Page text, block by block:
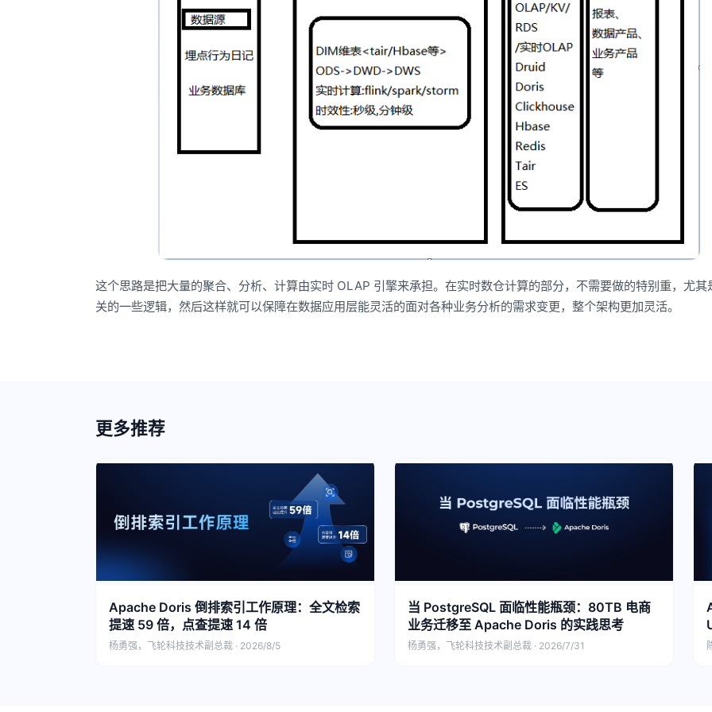
这个思路是把大量的聚合、分析、计算由实时 OLAP 引擎来承担。在实时数仓计算的部分，不需要做的特别重，尤其
关的一些逻辑，然后这样就可以保障在数据应用层能灵活的面对各种业务分析的需求变更，整个架构更加灵活。
更多推荐
Apache Doris 倒排索引工作原理：全文检索
提速 59 倍，点查提速 14 倍
杨勇强，飞轮科技技术副总裁 · 2026/8/5
当 PostgreSQL 面临性能瓶颈：80TB 电商
业务迁移至 Apache Doris 的实践思考
杨勇强，飞轮科技技术副总裁 · 2026/7/31